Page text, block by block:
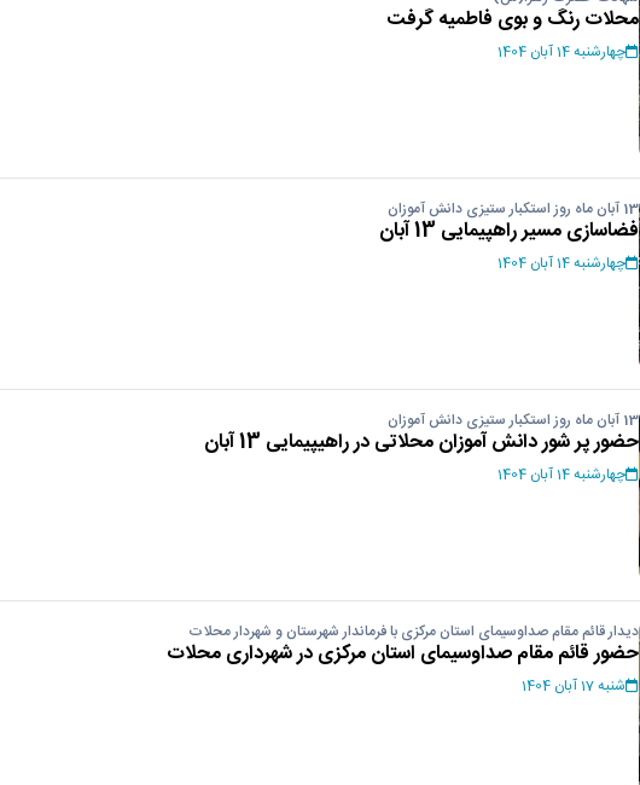
محلات رنگ و بوی فاطمیه گرفت
چهارشنبه 14 آبان 1404
13 آبان ماه روز استکبار ستیزی دانش آموزان
فضاسازی مسیر راهپیمایی 13 آبان
چهارشنبه 14 آبان 1404
13 آبان ماه روز استکبار ستیزی دانش آموزان
حضور پر شور دانش آموزان محلاتی در راهیپیمایی 13 آبان
چهارشنبه 14 آبان 1404
دیدار قائم مقام صداوسیمای استان مرکزی با فرماندار شهرستان و شهردار محلات
حضور قائم مقام صداوسیمای استان مرکزی در شهرداری محلات
شنبه 17 آبان 1404